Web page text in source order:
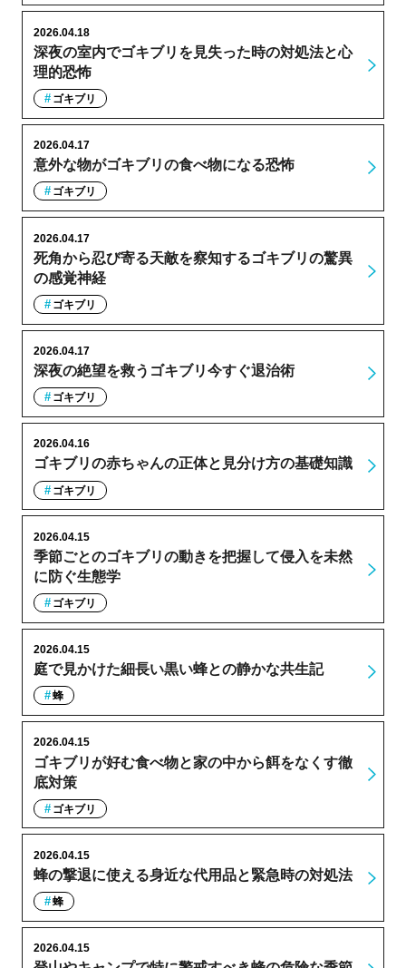
深夜の室内でゴキブリを見失った時の対処法と心
理的恐怖
2026.04.18
ゴキブリ
意外な物がゴキブリの食べ物になる恐怖
2026.04.17
ゴキブリ
死角から忍び寄る天敵を察知するゴキブリの驚異
の感覚神経
2026.04.17
ゴキブリ
深夜の絶望を救うゴキブリ今すぐ退治術
2026.04.17
ゴキブリ
ゴキブリの赤ちゃんの正体と見分け方の基礎知識
2026.04.16
ゴキブリ
季節ごとのゴキブリの動きを把握して侵入を未然
に防ぐ生態学
2026.04.15
ゴキブリ
庭で見かけた細長い黒い蜂との静かな共生記
2026.04.15
蜂
ゴキブリが好む食べ物と家の中から餌をなくす徹
底対策
2026.04.15
ゴキブリ
蜂の撃退に使える身近な代用品と緊急時の対処法
2026.04.15
蜂
2026.04.15